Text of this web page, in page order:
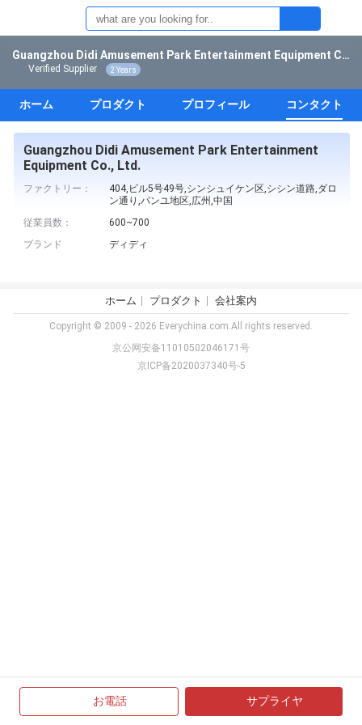
Guangzhou Didi Amusement Park Entertainment Equipment Co., Ltd.
Verified Supplier 2 Years
ホーム プロダクト プロフィール コンタクト
Guangzhou Didi Amusement Park Entertainment
Equipment Co., Ltd.
ファクトリー：
404,ビル5号49号,シンシュイケン区,シシン道路,ダロ
ン通り,パンユ地区,広州,中国
従業員数：
600~700
ブランド
ディディ
お電話 サプライヤ
ホーム プロダクト 会社案内
Copyright © 2009 - 2026 Everychina.com.All rights reserved.
京公网安备11010502046171号
京ICP备2020037340号-5